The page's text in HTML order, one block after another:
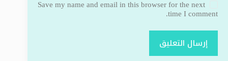
Save my name and email in this browser for the next
time I comment.
إرسال التعليق